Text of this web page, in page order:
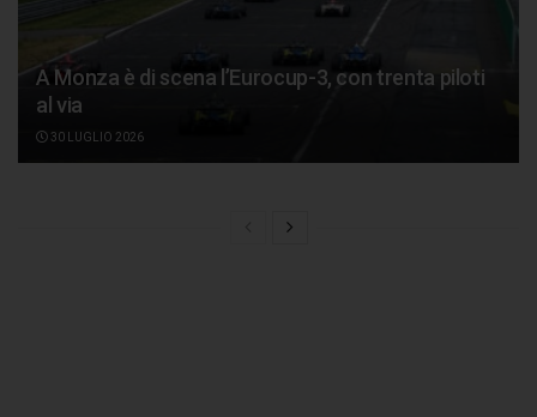
A Monza è di scena l’Eurocup-3, con trenta piloti
al via
30 LUGLIO 2026